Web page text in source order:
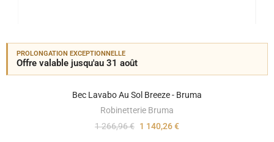
PROLONGATION EXCEPTIONNELLE
Offre valable jusqu'au 31 août
Bec Lavabo Au Sol Breeze - Bruma
Robinetterie Bruma
1 266,96 € 1 140,26 €